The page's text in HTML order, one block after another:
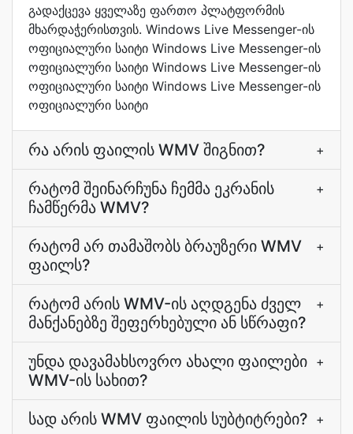
გადაქცევა ყველაზე ფართო პლატფორმის
მხარდაჭერისთვის. Windows Live Messenger-ის
ოფიციალური საიტი Windows Live Messenger-ის
ოფიციალური საიტი Windows Live Messenger-ის
ოფიციალური საიტი Windows Live Messenger-ის
ოფიციალური საიტი
რა არის ფაილის WMV შიგნით? +
რატომ შეინარჩუნა ჩემმა ეკრანის
ჩამწერმა WMV?
+
რატომ არ თამაშობს ბრაუზერი WMV
ფაილს?
+
რატომ არის WMV-ის აღდგენა ძველ
მანქანებზე შეფერხებული ან სწრაფი?
+
უნდა დავამახსოვრო ახალი ფაილები
WMV-ის სახით?
+
სად არის WMV ფაილის სუბტიტრები? +